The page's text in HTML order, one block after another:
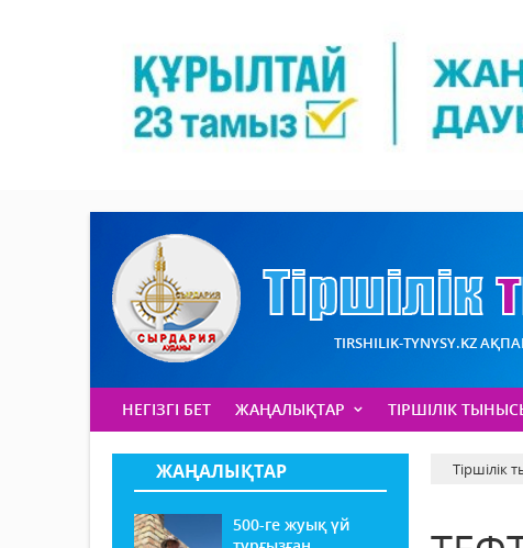
TIRSHILIK-TYNYSY.KZ
НЕГІЗГІ БЕТ ЖАҢАЛЫҚТАР ТІРШІЛІК
ЖАҢАЛЫҚТАР
500-ге жуық үй
Тіршілік